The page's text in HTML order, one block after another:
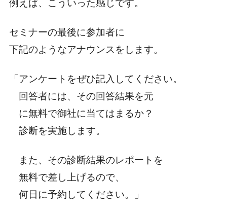
例えば、こういった感じです。
セミナーの最後に参加者に
下記のようなアナウンスをします。
「アンケートをぜひ記入してください。
回答者には、その回答結果を元
に無料で御社に当てはまるか？
診断を実施します。
また、その診断結果のレポートを
無料で差し上げるので、
何日に予約してください。」